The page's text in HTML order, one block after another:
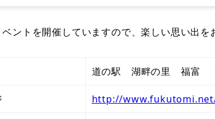
ントを開催していますので、楽しい思い出を
道の駅 湖畔の里 福富
http://